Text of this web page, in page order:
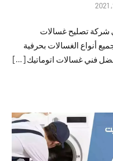
تعليقات
شركة تصليح غسالات
أنواع الغسالات بحرفية
افضل فني غسالات اتوماتيك […]